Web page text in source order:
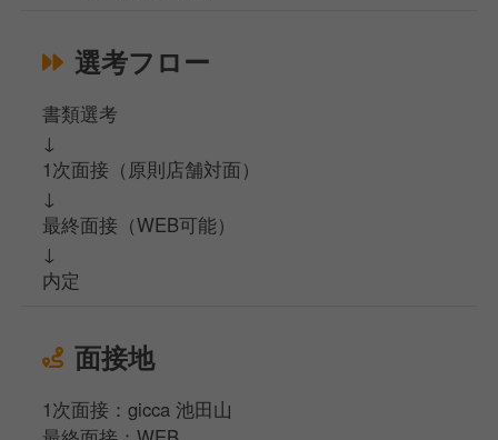
選考フロー
書類選考
↓
1次面接（原則店舗対面）
↓
最終面接（WEB可能）
↓
内定
面接地
1次面接：gicca 池田山